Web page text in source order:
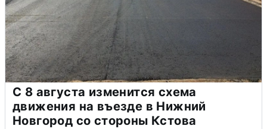
С 8 августа изменится схема
движения на въезде в Нижний
Новгород со стороны Кстова